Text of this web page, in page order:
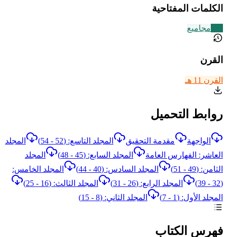
الكلمات المفتاحية
مجاميع
القرن
القرن 11 هـ
روابط التحميل
الواجهة مقدمة التحقيق المجلد التاسع: (52 - 54)
المجلد
العاشر: الفهارس العامة
المجلد السابع: (45 - 48)
المجلد
الثامن: (49 - 51)
المجلد السادس: (40 - 44)
المجلد الخامس:
(32 - 39)
المجلد الرابع: (26 - 31)
المجلد الثالث: (16 - 25)
المجلد الأول: (1 - 7)
المجلد الثاني: (8 - 15)
فهرس الكتاب